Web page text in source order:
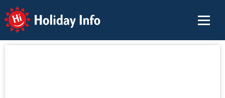
Holiday Info